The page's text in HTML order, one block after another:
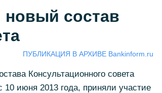
состав
ПУБЛИКАЦИЯ В АРХИВЕ Bankinform.ru
Консультационного совета
июня 2013 года, приняли участие